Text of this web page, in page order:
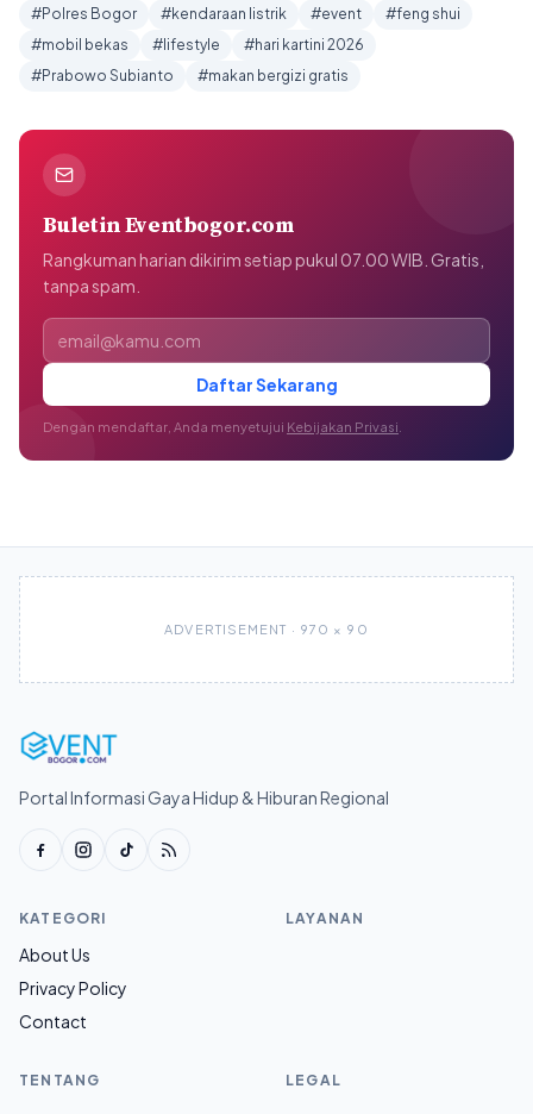
#Polres Bogor
#kendaraan listrik #event
#feng shui
#mobil bekas
#lifestyle
#hari kartini 2026
#Prabowo Subianto
#makan bergizi gratis
Buletin Eventbogor.com
Rangkuman harian dikirim setiap pukul 07.00 WIB. Gratis,
tanpa spam.
Alamat email
Daftar Sekarang
Dengan mendaftar, Anda menyetujui Kebijakan Privasi
ADVERTISEMENT · 970 × 90
Portal Informasi Gaya Hidup & Hiburan Regional
KATEGORI
About Us
Privacy Policy
Contact
LAYANAN
TENTANG LEGAL